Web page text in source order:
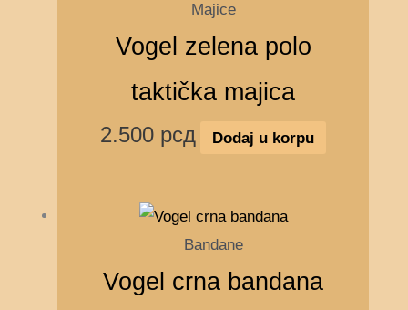
Majice
Vogel zelena polo
taktička majica
2.500 рсд Dodaj u korpu
Bandane
Vogel crna bandana